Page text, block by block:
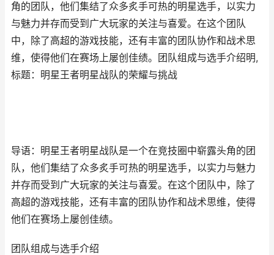
角的团队，他们集结了众多炙手可热的明星选手，以实力
与魅力并存而受到广大玩家的关注与喜爱。在这个团队
中，除了高超的游戏技能，还有丰富的团队协作和战术思
维，使得他们在赛场上屡创佳绩。团队组成与选手介绍明,
标题：明星王者明星战队的荣耀与挑战
导语：明星王者明星战队是一个在竞技圈中崭露头角的团
队，他们集结了众多炙手可热的明星选手，以实力与魅力
并存而受到广大玩家的关注与喜爱。在这个团队中，除了
高超的游戏技能，还有丰富的团队协作和战术思维，使得
他们在赛场上屡创佳绩。
团队组成与选手介绍